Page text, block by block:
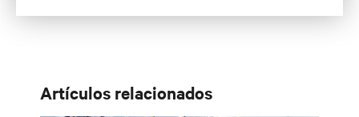
Artículos relacionados